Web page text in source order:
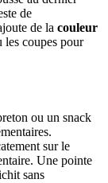
de
de la couleur
les coupes pour
ou un snack
sur le
Une pointe
sans